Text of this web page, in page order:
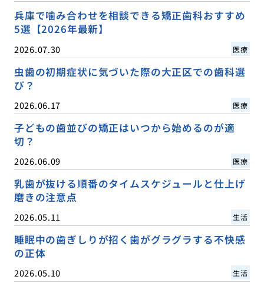
兵庫で噛み合わせを相談できる矯正歯科おすすめ
5選【2026年最新】
2026.07.30 医療
虫歯の初期症状に気づいた際の大正区での歯科選
び？
2026.06.17 医療
子どもの歯並びの矯正はいつから始めるのが適
切？
2026.06.09 医療
乳歯が抜ける順番のタイムスケジュールと仕上げ
磨きの注意点
2026.05.11 生活
睡眠中の歯ぎしりが招く歯がグラグラする不快感
の正体
2026.05.10 生活